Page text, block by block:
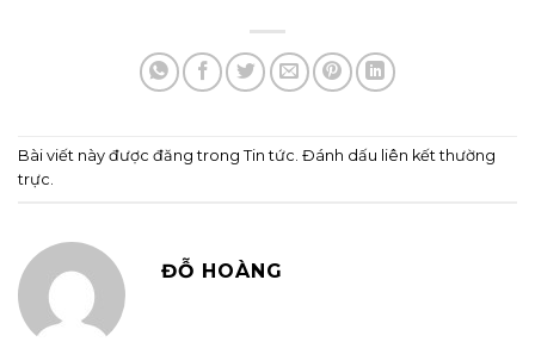
Bài viết này được đăng trong Tin tức. Đánh dấu liên kết thường
trực.
ĐỖ HOÀNG